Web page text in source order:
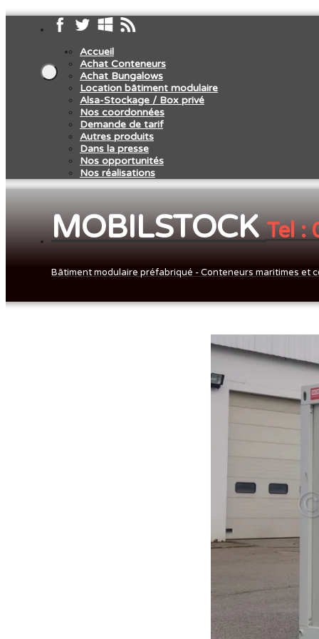
Accueil
Achat Conteneurs
Achat Bungalows
Location bâtiment modulaire
Alsa-Stockage / Box privé
Nos coordonnées
Demande de tarif
Autres produits
Dans la presse
Nos opportunités
Nos réalisations
MOBILSTOCKTel :
Bâtiment modulaire préfabriqué - Conteneurs maritimes et